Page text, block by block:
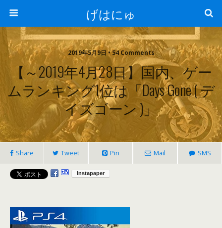
げはにゅ
2019年5月9日 • 54 Comments
【～2019年4月28日】国内、ゲー
ムランキング1位は「Days Gone ( デ
イズゴーン )」
Share Tweet Pin Mail SMS